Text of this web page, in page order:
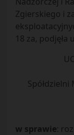
Zgierskiego i
18 za, podjęła
Spółdzielni
w sprawie: